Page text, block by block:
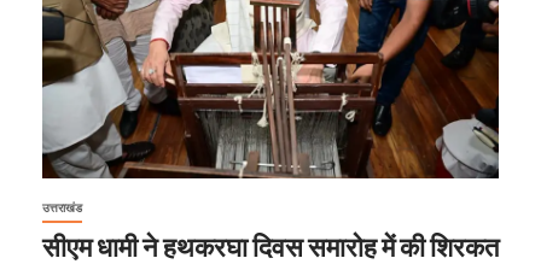
उत्तराखंड
सीएम धामी ने हथकरघा दिवस समारोह में की शिरकत